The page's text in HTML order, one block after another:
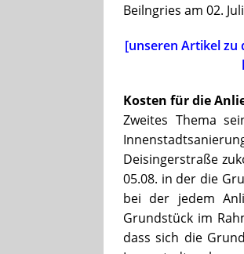
Beilngries am 02.
[unseren Artikel zu
Kosten für die
Zweites Thema
Deisingerstraße
05.08. in der die
bei der jedem
Grundstück im
dass sich die